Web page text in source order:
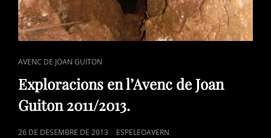
CAT
LINKS
AVENC DE JOAN GUITON
Exploracions en l’Avenc de Joan
Guiton 2011/2013.
POSTED
26 DE DESEMBRE DE 2013 ESPELEOAVERN